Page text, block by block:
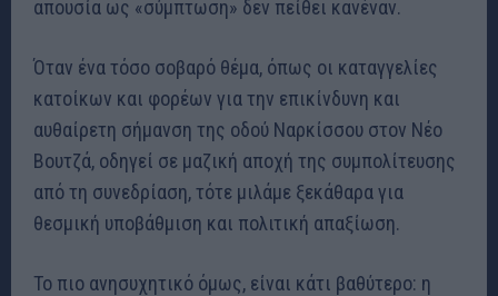
απουσία ως «σύμπτωση» δεν πείθει κανέναν.
Όταν ένα τόσο σοβαρό θέμα, όπως οι καταγγελίες
κατοίκων και φορέων για την επικίνδυνη και
αυθαίρετη σήμανση της οδού Ναρκίσσου στον Νέο
Βουτζά, οδηγεί σε μαζική αποχή της συμπολίτευσης
από τη συνεδρίαση, τότε μιλάμε ξεκάθαρα για
θεσμική υποβάθμιση και πολιτική απαξίωση.
Το πιο ανησυχητικό όμως, είναι κάτι βαθύτερο: η